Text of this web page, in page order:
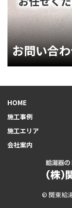
お問い合
HOME
施工事例
施工エリア
会社案内
© 関東給